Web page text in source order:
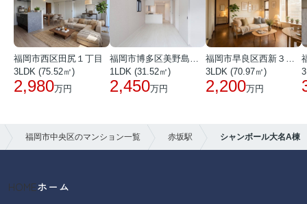
福岡市西区田尻１丁目
3LDK (75.52㎡)
2,980万円
1LDK (31.52㎡)
2,450万円
3LDK (70.97㎡)
2,200万円
福岡市中央区のマンション一覧 赤坂駅 シャンボール大名A棟
HOMEホーム